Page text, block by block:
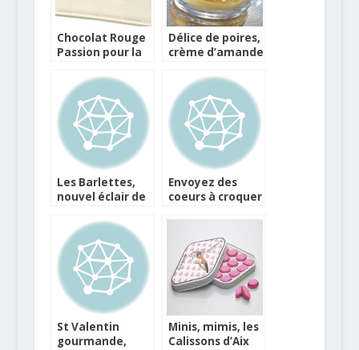
Chocolat Rouge
Passion pour la
Délice de poires,
crème d’amande
Les Barlettes,
nouvel éclair de
de Christophe
Adam
Envoyez des
coeurs à croquer
St Valentin
gourmande,
Minis, mimis, les
Calissons d’Aix